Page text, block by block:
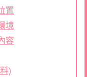
置
境
容
)